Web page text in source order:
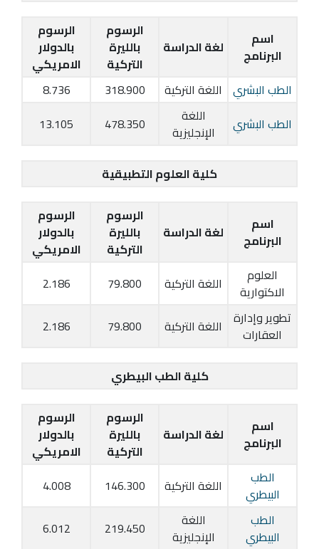
اسم
البرنامج
لغة الدراسة
الرسوم
بالليرة
التركية
الرسوم
بالدولار
الامريكي
الطب البشري اللغة التركية 318.900
8.736
الطب البشري
اللغة
الإنجليزية
478.350
13.105
كلية العلوم التطبيقية
اسم
البرنامج
لغة الدراسة
الرسوم
بالليرة
التركية
الرسوم
بالدولار
الامريكي
العلوم
الاكتوارية
اللغة التركية 79.800
2.186
تطوير وإدارة
العقارات
اللغة التركية 79.800
2.186
كلية الطب البيطري
اسم
البرنامج
لغة الدراسة
الرسوم
بالليرة
التركية
الرسوم
بالدولار
الامريكي
الطب
البيطري
اللغة التركية 146.300
4.008
الطب
البيطري
اللغة
الإنجليزية
219.450
6.012